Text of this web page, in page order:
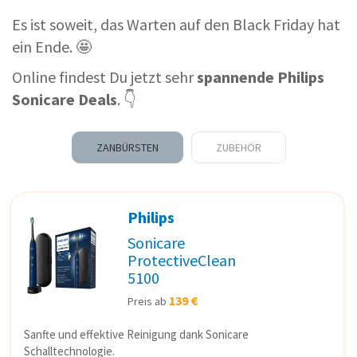
Es ist soweit, das Warten auf den Black Friday hat
ein Ende. 🤩
Online findest Du jetzt sehrspannende Philips
Sonicare Deals. 👇
ZANBÜRSTEN ZUBEHÖR
Philips
Sonicare
ProtectiveClean
5100
Preis ab 139 €
Sanfte und effektive Reinigung dank Sonicare
Schalltechnologie.